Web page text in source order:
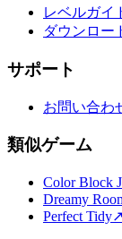
レベルガイ
ダウンロー
サポート
お問い合わ
類似ゲーム
Color Block
Dreamy
Perfect Tidy↗️